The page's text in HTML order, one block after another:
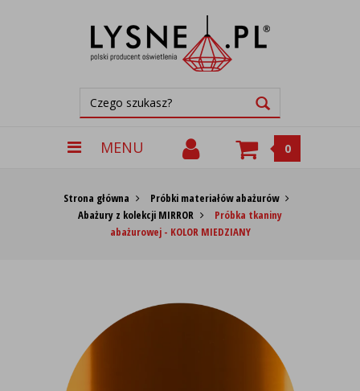
MENU 0
Strona główna
Próbki materiałów abażurów
Abażury z kolekcji MIRROR
Próbka tkaniny
abażurowej - KOLOR MIEDZIANY